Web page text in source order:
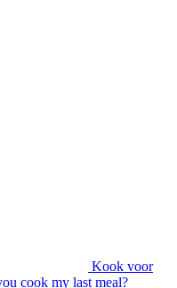
Kook voor
cook my last meal?